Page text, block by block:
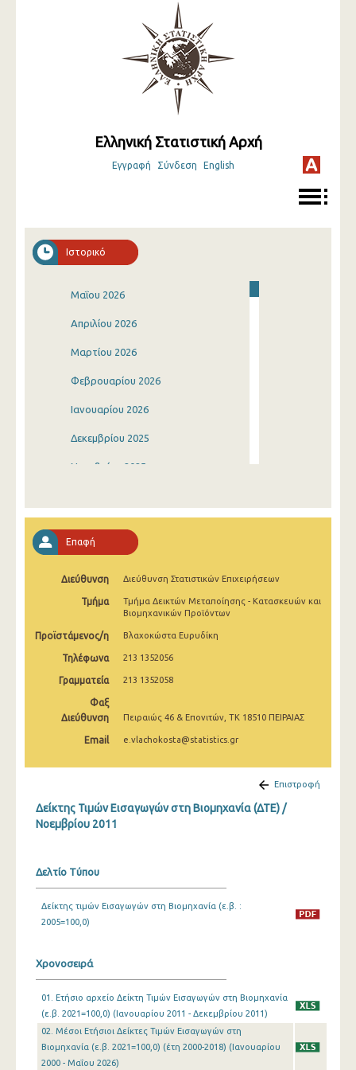
Ελληνική Στατιστική Αρχή
Εγγραφή Σύνδεση English
Ιστορικό
Μαΐου 2026
Απριλίου 2026
Μαρτίου 2026
Φεβρουαρίου 2026
Ιανουαρίου 2026
Δεκεμβρίου 2025
Νοεμβρίου 2025
Αυγούστου 2025
Ιουλίου 2025
Ιουνίου 2025
Μαΐου 2025
Μαρτίου 2025
Φεβρουαρίου 2025
Νοεμβρίου 2024
Σεπτεμβρίου 2024
Ιουλίου 2024
Μαΐου 2024
Απριλίου 2024
Επαφή
Διεύθυνση Διεύθυνση Στατιστικών Επιχειρήσεων
Τμήμα
Τμήμα Δεικτών Μεταποίησης - Κατασκευών και
Βιομηχανικών Προϊόντων
Προϊστάμενος/η Βλαχοκώστα Ευρυδίκη
Τηλέφωνα 213 1352056
Γραμματεία 213 1352058
Φαξ
Διεύθυνση
Πειραιώς 46 & Επονιτών, ΤΚ 18510 ΠΕΙΡΑΙΑΣ
Email e.vlachokosta@statistics.gr
Επιστροφή
Δείκτης Τιμών Εισαγωγών στη Βιομηχανία (ΔΤΕ) /
Νοεμβρίου 2011
Δελτίο Τύπου
Δείκτης τιμών Εισαγωγών στη Βιομηχανία (ε.β. :
2005=100,0)
Χρονοσειρά
01. Ετήσιο αρχείο Δείκτη Τιμών Εισαγωγών στη Βιομηχανία
(ε.β. 2021=100,0) (Ιανουαρίου 2011 - Δεκεμβρίου 2011)
02. Μέσοι Ετήσιοι Δείκτες Τιμών Εισαγωγών στη
Βιομηχανία (ε.β. 2021=100,0) (έτη 2000-2018) (Ιανουαρίου
2000 - Μαΐου 2026)